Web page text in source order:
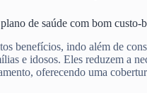
de saúde com bom custo-
benefícios, indo além de
e idosos. Eles reduzem a
oferecendo uma